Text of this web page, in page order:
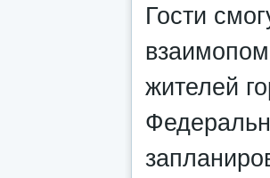
Гости
жителей